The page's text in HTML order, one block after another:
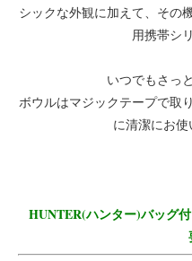
シックな外観に加えて、その
用携帯シ
いつでもさっ
ボウルはマジックテープで取
に清潔にお使
HUNTER(ハンター)バッグ